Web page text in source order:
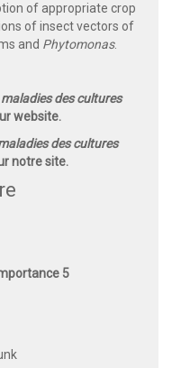
of appropriate crop
of insect vectors of
and Phytomonas.
des cultures
website.
des cultures
notre site.
5